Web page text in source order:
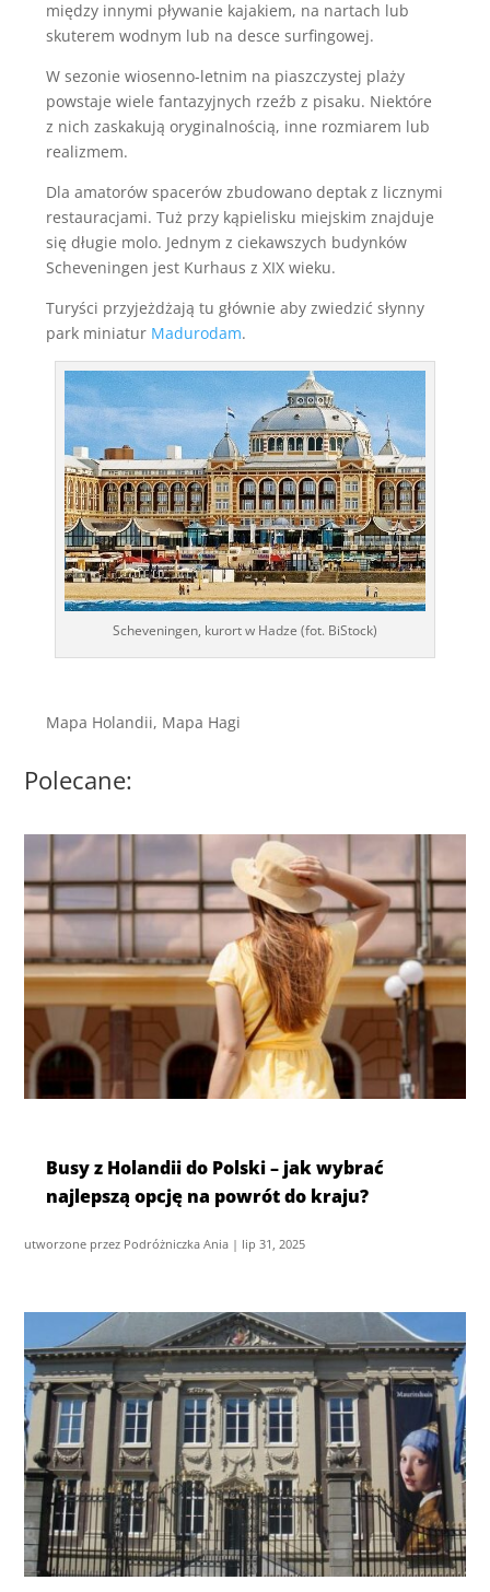
między innymi pływanie kajakiem, na nartach lub
skuterem wodnym lub na desce surfingowej.
W sezonie wiosenno-letnim na piaszczystej plaży
powstaje wiele fantazyjnych rzeźb z pisaku. Niektóre
z nich zaskakują oryginalnością, inne rozmiarem lub
realizmem.
Dla amatorów spacerów zbudowano deptak z licznymi
restauracjami. Tuż przy kąpielisku miejskim znajduje
się długie molo. Jednym z ciekawszych budynków
Scheveningen jest Kurhaus z XIX wieku.
Turyści przyjeżdżają tu głównie aby zwiedzić słynny
park miniatur Madurodam.
Scheveningen, kurort w Hadze (fot. BiStock)
Mapa Holandii, Mapa Hagi
Polecane:
Busy z Holandii do Polski – jak wybrać
najlepszą opcję na powrót do kraju?
utworzone przez Podróżniczka Ania | lip 31, 2025